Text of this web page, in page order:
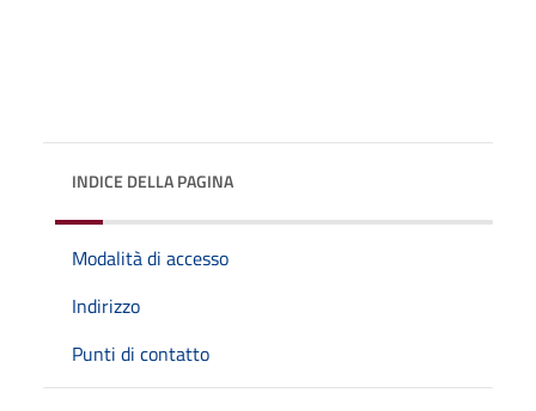
INDICE DELLA PAGINA
Modalità di accesso
Indirizzo
Punti di contatto